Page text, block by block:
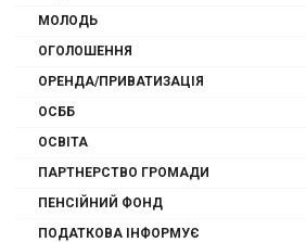
МОЛОДЬ
ОГОЛОШЕННЯ
ОРЕНДА/ПРИВАТИЗАЦІЯ
ОСББ
ОСВІТА
ПАРТНЕРСТВО ГРОМАДИ
ПЕНСІЙНИЙ ФОНД
ПОДАТКОВА ІНФОРМУЄ